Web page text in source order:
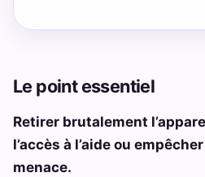
Le point essentiel
Retirer brutalement
l’accès à l’aide ou
menace.